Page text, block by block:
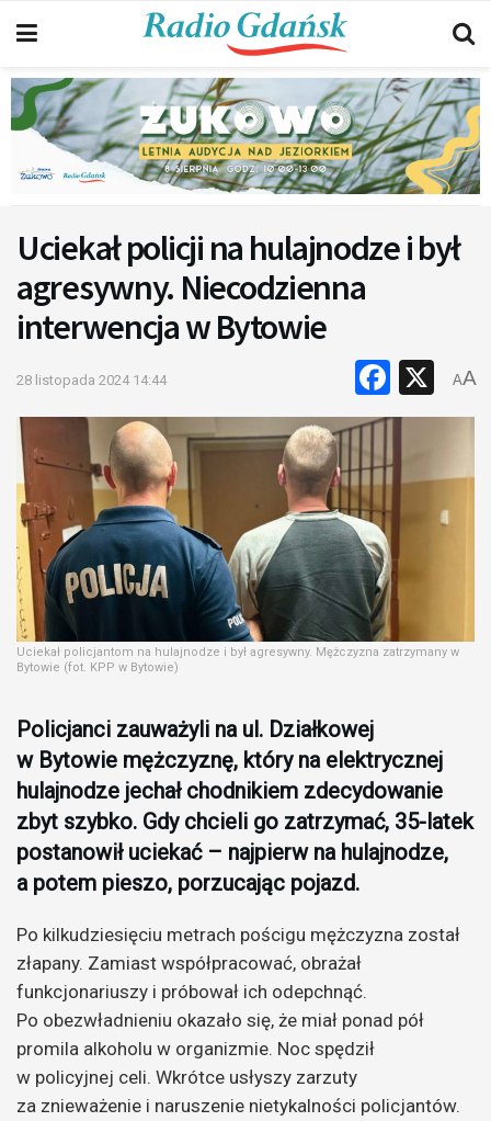
Uciekał policji na hulajnodze i był
agresywny. Niecodzienna
interwencja w Bytowie
28 listopada 2024 14:44 X
AA
Uciekał policjantom na hulajnodze i był agresywny. Mężczyzna zatrzymany w
Bytowie (fot. KPP w Bytowie)
Policjanci zauważyli na ul. Działkowej
w Bytowie mężczyznę, który na elektrycznej
hulajnodze jechał chodnikiem zdecydowanie
zbyt szybko. Gdy chcieli go zatrzymać, 35-latek
postanowił uciekać – najpierw na hulajnodze,
a potem pieszo, porzucając pojazd.
Po kilkudziesięciu metrach pościgu mężczyzna został
złapany. Zamiast współpracować, obrażał
funkcjonariuszy i próbował ich odepchnąć.
Po obezwładnieniu okazało się, że miał ponad pół
promila alkoholu w organizmie. Noc spędził
w policyjnej celi. Wkrótce usłyszy zarzuty
za znieważenie i naruszenie nietykalności policjantów.